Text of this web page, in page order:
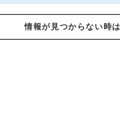
情報が見つからない時は